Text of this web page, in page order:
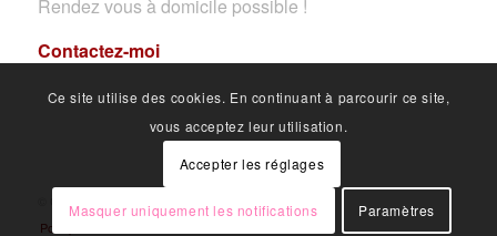
Rendez vous à domicile possible !
Contactez-moi
Politique de confidentialité
Ce site utilise des cookies. En continuant à parcourir ce site,
vous acceptez leur utilisation.
Accepter les réglages
Masquer uniquement les notifications Paramètres